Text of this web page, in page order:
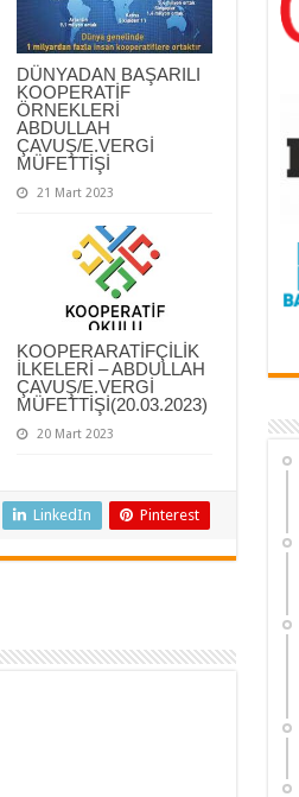
DÜNYADAN BAŞARILI
KOOPERATİF
ÖRNEKLERİ
ABDULLAH
ÇAVUŞ/E.VERGİ
MÜFETTİŞİ
21 Mart 2023
KOOPERARATİFÇİLİK
İLKELERİ – ABDULLAH
ÇAVUŞ/E.VERGİ
MÜFETTİŞİ(20.03.2023)
20 Mart 2023
LinkedIn Pinterest